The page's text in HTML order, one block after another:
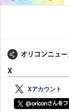
X
Xアカウント